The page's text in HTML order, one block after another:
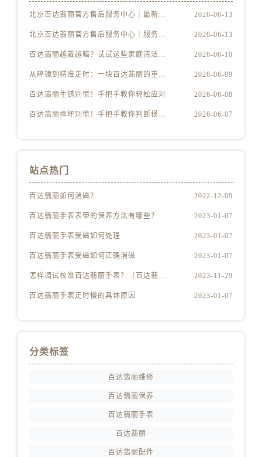
2026-06-13
2026-06-13
2026-06-10
2026-06-09
百达翡丽生锈别慌！手把手教你轻松应对 2026-06-08
2026-06-07
站点热门
百达翡丽如何消磁？ 2022-12-09
百达翡丽手表表带的保养方法有哪些？ 2023-01-07
百达翡丽手表受磁如何处理 2023-01-07
百达翡丽手表受磁如何正确消磁 2023-01-07
2023-11-29
百达翡丽手表走时慢的具体原因 2023-01-07
分类标签
百达翡丽维修
百达翡丽保养
百达翡丽手表
百达翡丽
百达翡丽配件